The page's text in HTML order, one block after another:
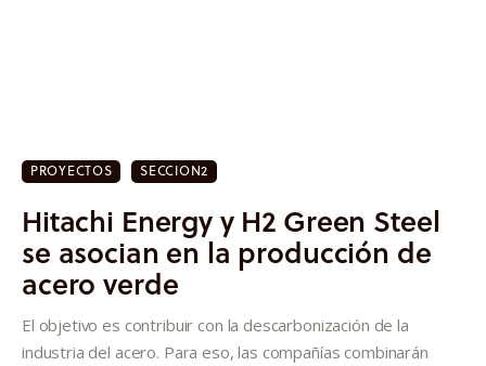
PROYECTOS SECCION2
Hitachi Energy y H2 Green Steel
se asocian en la producción de
acero verde
El objetivo es contribuir con la descarbonización de la
industria del acero. Para eso, las compañías combinarán